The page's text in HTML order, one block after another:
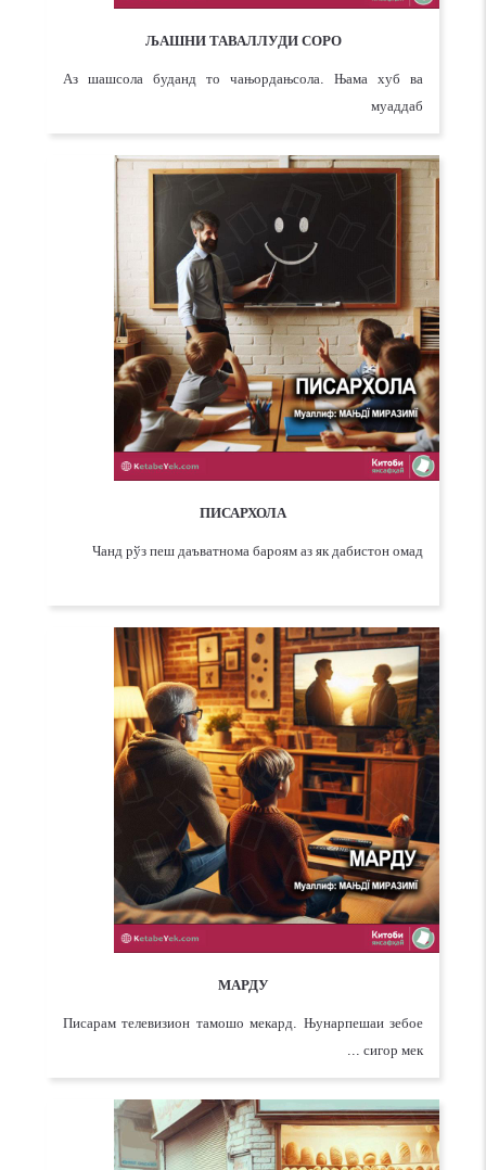
ЉАШНИ ТАВАЛЛУДИ СОРО
Аз шашсола буданд то чањордањсола. Њама хуб ва
муаддаб
ПИСАРХОЛА
Чанд рўз пеш даъватнома бароям аз як дабистон омад
МАРДУ
Писарам телевизион тамошо мекард. Њунарпешаи зебое
сигор мек ...